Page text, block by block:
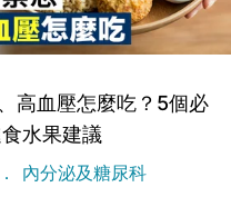
高血壓怎麼吃？5個必
水果建議
內分泌及糖尿科